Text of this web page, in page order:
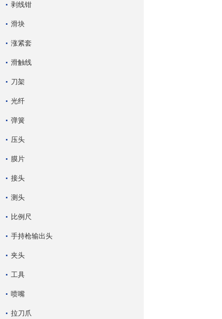
剥线钳
滑块
涨紧套
滑触线
刀架
光纤
弹簧
压头
膜片
接头
测头
比例尺
手持枪输出头
夹头
工具
喷嘴
拉刀爪